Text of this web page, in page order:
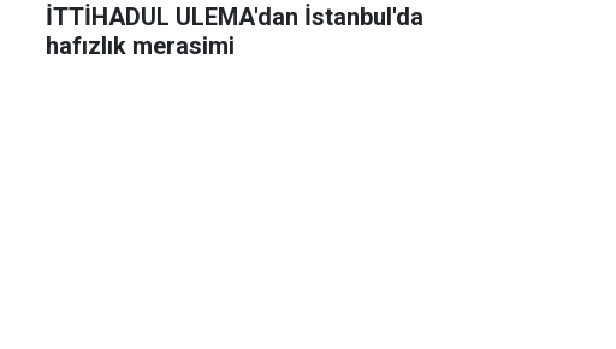
İTTİHADUL ULEMA'dan İstanbul'da
hafızlık merasimi